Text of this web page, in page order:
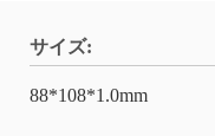
サイズ:
88*108*1.0mm